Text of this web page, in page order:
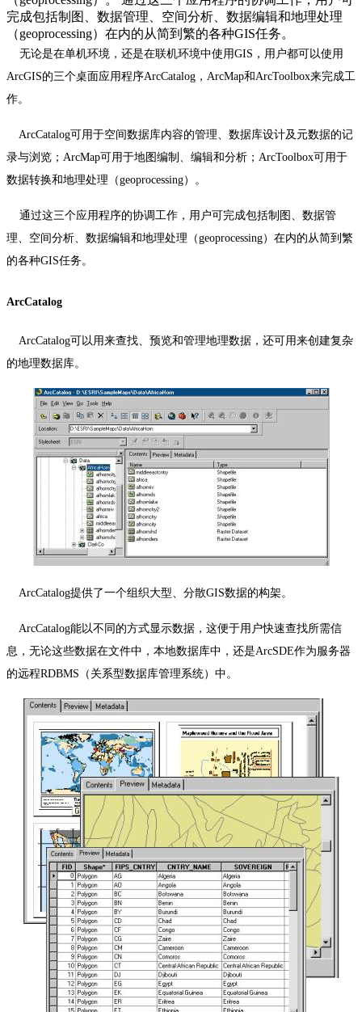
完成包括制图、数据管理、空间分析、数据编辑和地理处理
（geoprocessing）在内的从简到繁的各种GIS任务。
无论是在单机环境，还是在联机环境中使用GIS ，用户都可以使用
ArcGIS的三个桌面应用程序ArcCatalog ， ArcMap和 ArcToolbox来完成工
作。
ArcCatalog可用于空间数据库内容的管理、数据库设计及元数据的记
录与浏览； ArcMap可用于地图编制、编辑和分析； ArcToolbox可用于
数据转换和地理处理（geoprocessing）。
通过这三个应用程序的协调工作，用户可完成包括制图、数据管
理、空间分析、数据编辑和地理处理（geoprocessing）在内的从简到繁
的各种GIS任务。
ArcCatalog
ArcCatalog可以用来查找、预览和管理地理数据，还可用来创建复杂
的地理数据库。
ArcCatalog提供了一个组织大型、分散GIS数据的构架。
ArcCatalog能以不同的方式显示数据，这便于用户快速查找所需信
息，无论这些数据在文件中，本地数据库中，还是ArcSDE作为服务器
的远程RDBMS （关系型数据库管理系统）中。